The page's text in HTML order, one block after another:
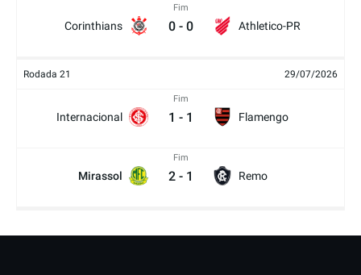
Corinthians
Fim
0 - 0 Athletico-PR
Rodada 21 29/07/2026
Internacional
Fim
1 - 1 Flamengo
Mirassol
Fim
2 - 1 Remo